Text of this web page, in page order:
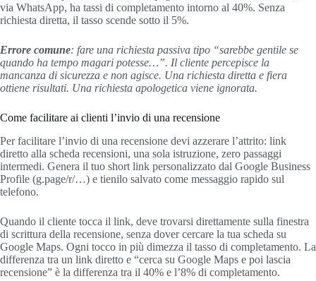
via WhatsApp, ha tassi di completamento intorno al 40%. Senza
richiesta diretta, il tasso scende sotto il 5%.
Errore comune: fare una richiesta passiva tipo “sarebbe gentile se
quando ha tempo magari potesse…”. Il cliente percepisce la
mancanza di sicurezza e non agisce. Una richiesta diretta e fiera
ottiene risultati. Una richiesta apologetica viene ignorata.
Come facilitare ai clienti l’invio di una recensione
Per facilitare l’invio di una recensione devi azzerare l’attrito: link
diretto alla scheda recensioni, una sola istruzione, zero passaggi
intermedi. Genera il tuo short link personalizzato dal Google Business
Profile (g.page/r/…) e tienilo salvato come messaggio rapido sul
telefono.
Quando il cliente tocca il link, deve trovarsi direttamente sulla finestra
di scrittura della recensione, senza dover cercare la tua scheda su
Google Maps. Ogni tocco in più dimezza il tasso di completamento. La
differenza tra un link diretto e “cerca su Google Maps e poi lascia
recensione” è la differenza tra il 40% e l’8% di completamento.